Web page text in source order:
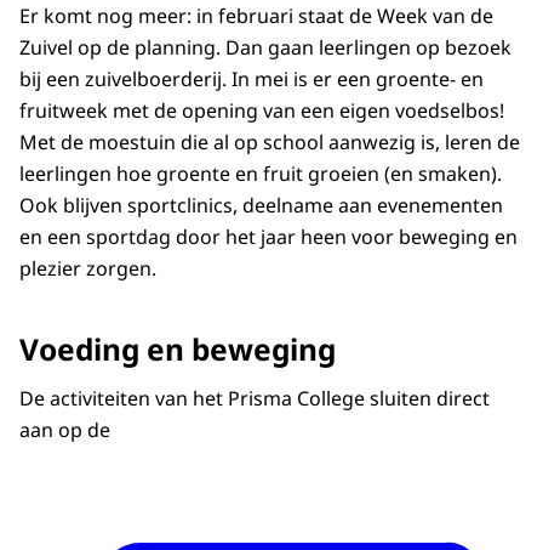
Er komt nog meer: in februari staat de Week van de
Zuivel op de planning. Dan gaan leerlingen op bezoek
bij een zuivelboerderij. In mei is er een groente- en
fruitweek met de opening van een eigen voedselbos!
Met de moestuin die al op school aanwezig is, leren de
leerlingen hoe groente en fruit groeien (en smaken).
Ook blijven sportclinics, deelname aan evenementen
en een sportdag door het jaar heen voor beweging en
plezier zorgen.
Voeding en beweging
De activiteiten van het Prisma College sluiten direct
aan op de